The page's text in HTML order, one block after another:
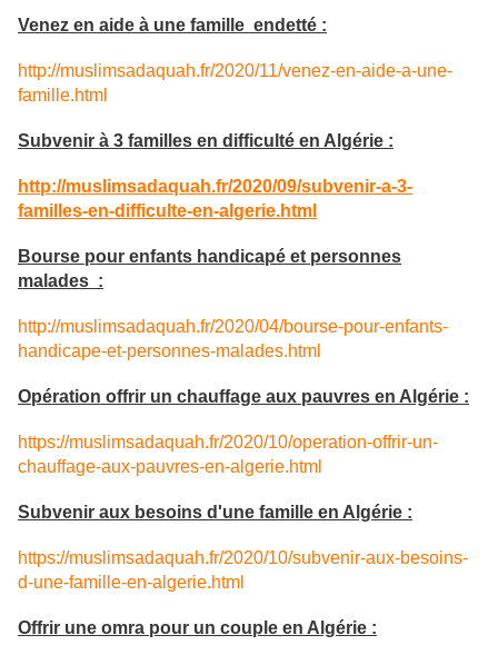
Venez en aide à une famille endetté :
http://muslimsadaquah.fr/2020/11/venez-en-aide-a-une-
famille.html
Subvenir à 3 familles en difficulté en Algérie :
http://muslimsadaquah.fr/2020/09/subvenir-a-3-
familles-en-difficulte-en-algerie.html
Bourse pour enfants handicapé et personnes
malades :
http://muslimsadaquah.fr/2020/04/bourse-pour-enfants-
handicape-et-personnes-malades.html
Opération offrir un chauffage aux pauvres en Algérie :
https://muslimsadaquah.fr/2020/10/operation-offrir-un-
chauffage-aux-pauvres-en-algerie.html
Subvenir aux besoins d'une famille en Algérie :
https://muslimsadaquah.fr/2020/10/subvenir-aux-besoins-
d-une-famille-en-algerie.html
Offrir une omra pour un couple en Algérie :